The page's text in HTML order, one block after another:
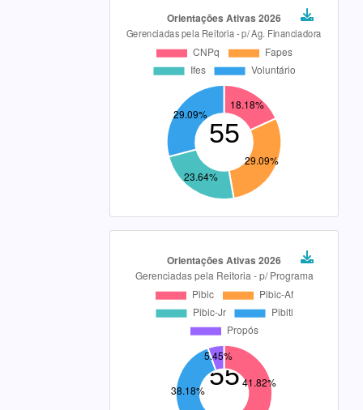
Saúde Coletiva
1